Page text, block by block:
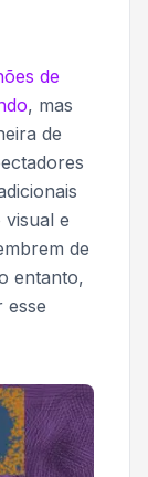
de
, mas
de
visual e
de
entanto,
esse